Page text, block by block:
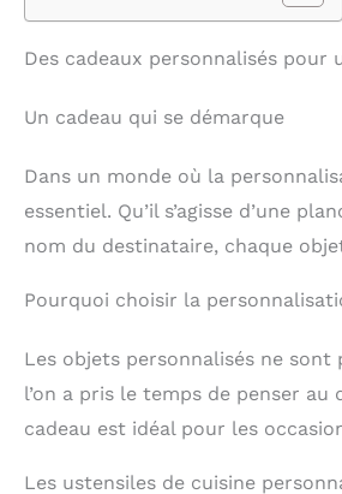
Des cadeaux personnalisés pour
Un cadeau qui se démarque
Dans un monde où la
essentiel. Qu’il s’agisse d’une
nom du destinataire, chaque
Pourquoi choisir la
Les objets personnalisés ne
l’on a pris le temps de penser
cadeau est idéal pour les
Les ustensiles de cuisine